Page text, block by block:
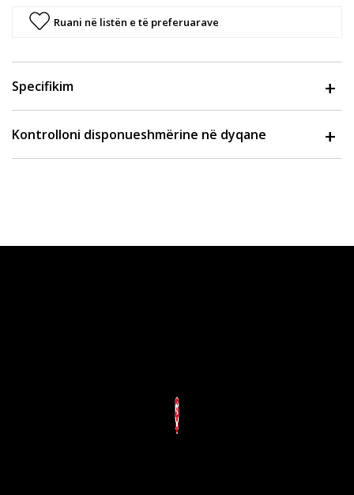
Ruani në listën e të preferuarave
Specifikim
Kontrolloni disponueshmërine në dyqane